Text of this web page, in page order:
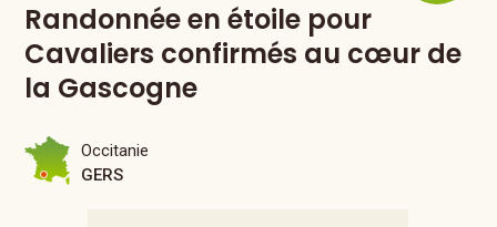
Randonnée en étoile pour
Cavaliers confirmés au cœur de
la Gascogne
Occitanie
GERS